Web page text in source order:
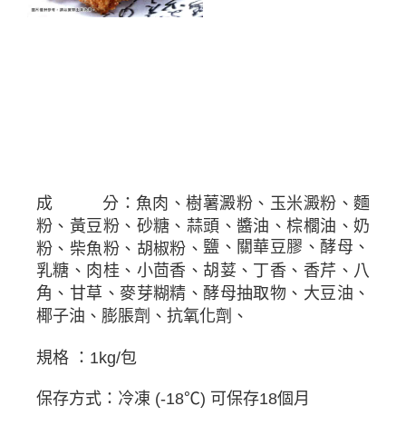
成 分：魚肉、樹薯澱粉、玉米澱粉、麵
粉、黃豆粉、砂糖、蒜頭、醬油、棕櫚油、奶
粉、柴魚粉、胡椒粉、鹽、關華豆膠、酵母、
乳糖、肉桂、小茴香、胡荽、丁香、香芹、八
角、甘草、麥芽糊精、酵母抽取物、 大豆油、
椰子油、膨脹劑、抗氧化劑、
規格 ： 1kg/包
保存方式：冷凍 (-18℃) 可保存18個月